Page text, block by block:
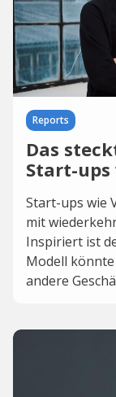
Reports
Das
Start-ups
Start-ups wie
mit
Inspiriert ist
Modell
andere